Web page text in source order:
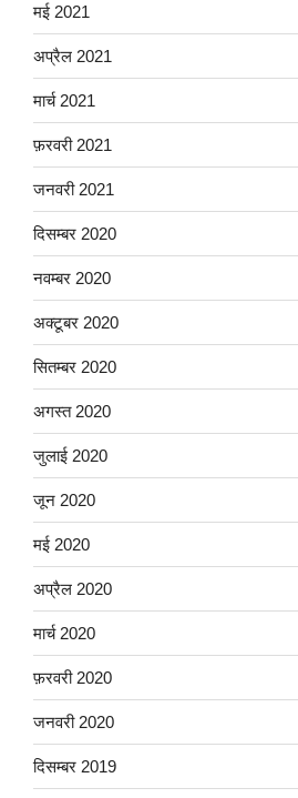
मई 2021
अप्रैल 2021
मार्च 2021
फ़रवरी 2021
जनवरी 2021
दिसम्बर 2020
नवम्बर 2020
अक्टूबर 2020
सितम्बर 2020
अगस्त 2020
जुलाई 2020
जून 2020
मई 2020
अप्रैल 2020
मार्च 2020
फ़रवरी 2020
जनवरी 2020
दिसम्बर 2019